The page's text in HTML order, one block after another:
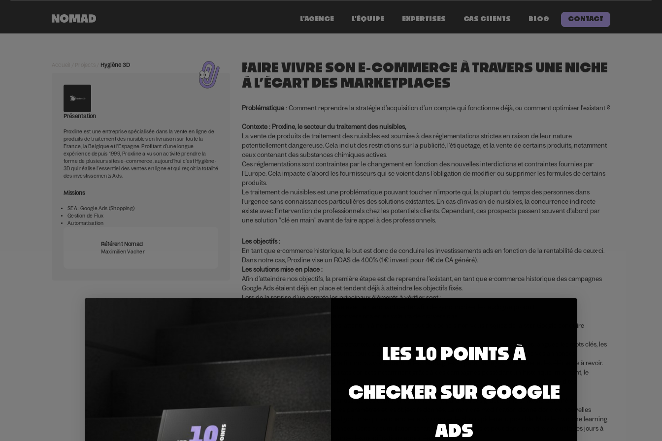
L'AGENCE L'ÉQUIPE EXPERTISES CAS CLIENTS BLOG CONTACT
CONTACT
Hygiène 3D
Présentation
Proxline est une entreprise spécialisée dans la vente en ligne de
produits de traitement des nuisibles en livraison sur toute la
France, la Belgique et l’Espagne. Profitant d’une longue
expérience depuis 1999, Proxline a vu son activité prendre la
forme de plusieurs sites e-commerce, aujourd’hui c’est Hygiène-
3D qui réalise l’essentiel des ventes en ligne et qui reçoit la totalité
des investissements Ads.
Missions
SEA : Google Ads (Shopping)
Gestion de Flux
Automatisation
Référent Nomad
Maximilien Vacher
FAIRE VIVRE SON E-COMMERCE À TRAVERS UNE NICHE
À L’ÉCART DES MARKETPLACES
Problématique : Comment reprendre la stratégie d’acquisition d’un compte qui fonctionne déjà, ou comment optimiser l’existant ?
Contexte : Proxline, le secteur du traitement des nuisibles,
La vente de produits de traitement des nuisibles est soumise à des réglementations strictes en raison de leur nature
potentiellement dangereuse. Cela inclut des restrictions sur la publicité, l’étiquetage, et la vente de certains produits, notamment
ceux contenant des substances chimiques actives.
Ces réglementations sont contraintes par le changement en fonction des nouvelles interdictions et contraintes fournies par
l’Europe. Cela impacte d’abord les fournisseurs qui se voient dans l’obligation de modifier ou supprimer les formules de certains
produits.
Le traitement de nuisibles est une problématique pouvant toucher n’importe qui, la plupart du temps des personnes dans
l’urgence sans connaissances particulières des solutions existantes. En cas d’invasion de nuisibles, la concurrence indirecte
existe avec l’intervention de professionnels chez les potentiels clients. Cependant, ces prospects passent souvent d’abord par
une solution “clé en main” avant de faire appel à des professionnels.
Les objectifs :
En tant que e-commerce historique, le but est donc de conduire les investissements ads en fonction de la rentabilité de ceux-ci.
Dans notre cas, Proxline vise un ROAS de 400% (1€ investi pour 4€ de CA généré).
Les solutions mise en place :
Afin d’atteindre nos objectifs, la première étape est de reprendre l’existant, en tant que e-commerce historique des campagnes
Google Ads étaient déjà en place et tendent déjà à atteindre les objectifs fixés.
Lors de la reprise d’un compte les principaux éléments à vérifier sont :
Le tracking des évènements de conversions et les valeurs de conversions.
Les règles automatiques activées, attention à ne pas avoir tout de coché sinon vous risquez de laisser Google conduire
Le paramétrage des campagnes existantes, leur structuration, la stratégie d’enchère, la zone ciblé, les langues, les mots clés, les
composants d’annonces… En résumé, tout ce qui peut avoir un impact sur la diffusion et la qualité de vos annonces.
En repassant un compte au peigne fin, nous avons identifié les campagnes et paramétrage à préserver et les éléments à revoir.
Le compte obtenant déjà des résultats corrects notamment grâce à des campagnes possédant un historique important, le
“d’apprentissage” suivant l’ajout de modification.
Qu’est ce qu’une période “d’apprentissage”, les campagnes si elles sont paramétrées grâce à une stratégie d’enchère
automatique sont régies par tous les paramètres et les objectifs donnés. La moindre modification donne donc de nouvelles
contraintes et possibilités à notre algorithme qui va chercher à s’y adapter le plus rapidement possible. Mais le machine learning
se nourrit d’expériences et de données. Cette accumulation se fait à travers le temps et peut donc prendre de quelques jours à
plusieurs semaines selon l’importance des modifications apportées.
LES 10 POINTS À
CHECKER SUR GOOGLE
ADS